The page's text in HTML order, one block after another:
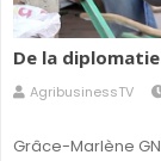
De la
AgribusinessTV
Grâce-Marlène